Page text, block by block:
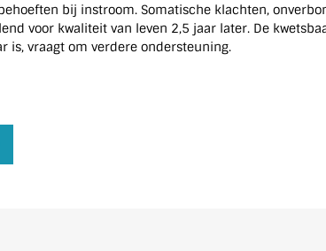
bij instroom. Somatische klachten,
voor kwaliteit van leven 2,5 jaar later. De
is, vraagt om verdere ondersteuning.